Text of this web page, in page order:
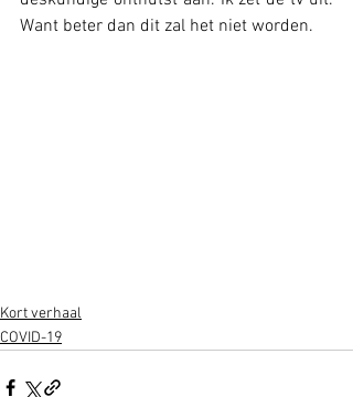
Want beter dan dit zal het niet worden.
Kort verhaal
COVID-19